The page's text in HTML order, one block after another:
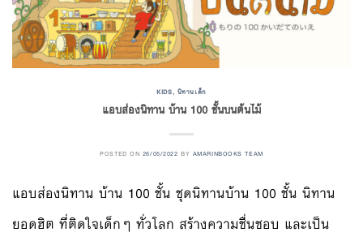
KIDS, นิทานเด็ก
แอบส่องนิทาน บ้าน 100 ชั้นบนต้นไม้
POSTED ON 26/05/2022 BY AMARINBOOKS TEAM
แอบส่องนิทาน บ้าน 100 ชั้น ชุดนิทานบ้าน 100 ชั้น นิทาน
ยอดฮิต ที่ติดใจเด็กๆ ทั่วโลก สร้างความชื่นชอบ และเป็น